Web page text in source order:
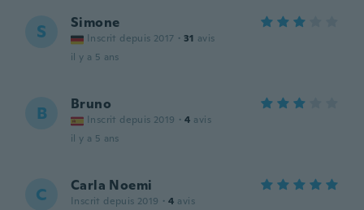
S Simone
Inscrit depuis 2017 · 31 avis
il y a 5 ans
B Bruno
Inscrit depuis 2019 · 4 avis
il y a 5 ans
C Carla Noemi
Inscrit depuis 2019 · 4 avis